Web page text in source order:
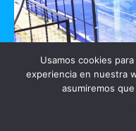
GO
Usamos cookies
experiencia en nuestra
asumiremos